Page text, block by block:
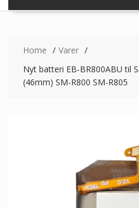
Home
Varer
Nyt batteri EB-BR800ABU til
(46mm) SM-R800 SM-R805